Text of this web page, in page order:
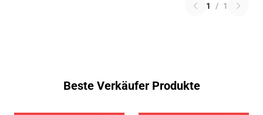
1 / 1
Beste Verkäufer Produkte